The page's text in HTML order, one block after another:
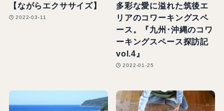
【ながらエクササイズ】
2022-03-11
多彩な愛に溢れた筑後エ
リアのコワーキングスペ
ース。『九州･沖縄のコワ
ーキングスペース探訪記
vol.4』
2022-01-25